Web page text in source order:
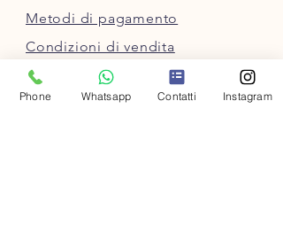
Metodi di pagamento
Condizioni di vendita
Privacy
Cookie policy
Phone Whatsapp Contatti Instagram